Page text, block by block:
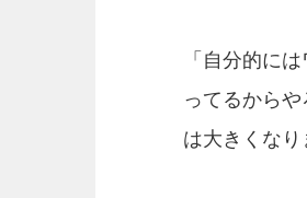
「自分的に
ってるから
は大きくな